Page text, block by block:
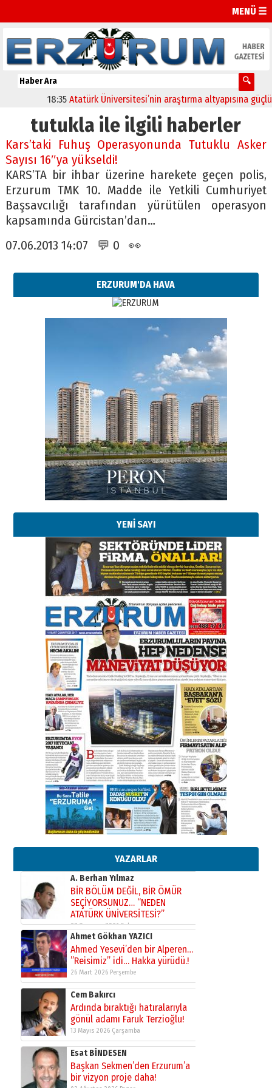
MENÜ ☰
18:35 Atatürk Üniversitesi’nin araştırma altyapısına güçlü
tutukla ile ilgili haberler
Kars’taki Fuhuş Operasyonunda Tutuklu Asker
Sayısı 16″ya yükseldi!
KARS’TA bir ihbar üzerine harekete geçen polis,
Erzurum TMK 10. Madde ile Yetkili Cumhuriyet
Başsavcılığı tarafından yürütülen operasyon
kapsamında Gürcistan’dan…
07.06.2013 14:07 💬 0 👀
ERZURUM'DA HAVA
YENİ SAYI
YAZARLAR
Esat BİNDESEN
Başkan Sekmen’den Erzurum’a
bir vizyon proje daha!
02 Ağustos 2026 Pazar
Kadir SABUNCUOĞLU
Erzurumspor’un köşe taşları
29 Haziran 2026 Pazartesi
Kenan GÜLERCİ
Murat Şahsuvaroğlu ERKON’da
çıtayı yukarı taşırken,
yönetimdekiler aşağı
çekmemeli!
17 Şubat 2026 SalıOrhan BOZKURT
Bir fotoğraf, bir şehir, bir
A. Berhan Yılmaz
BİR BÖLÜM DEĞİL, BİR ÖMÜR
SEÇİYORSUNUZ… “NEDEN
ATATÜRK ÜNİVERSİTESİ?”
28 Temmuz 2026 Salı
Ahmet Gökhan YAZICI
Ahmed Yesevi’den bir Alperen…
”Reisimiz” idi… Hakka yürüdü.!
26 Mart 2026 Perşembe
Cem Bakırcı
Ardında bıraktığı hatıralarıyla
gönül adamı Faruk Terzioğlu!
13 Mayıs 2026 Çarşamba
Esat BİNDESEN
Başkan Sekmen’den Erzurum’a
bir vizyon proje daha!